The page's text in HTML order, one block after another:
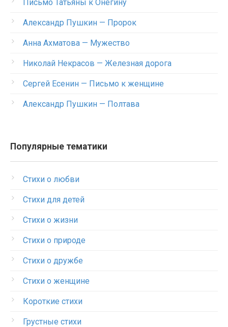
Письмо Татьяны к Онегину
Александр Пушкин — Пророк
Анна Ахматова — Мужество
Николай Некрасов — Железная дорога
Сергей Есенин — Письмо к женщине
Александр Пушкин — Полтава
Популярные тематики
Стихи о любви
Стихи для детей
Стихи о жизни
Стихи о природе
Стихи о дружбе
Стихи о женщине
Короткие стихи
Грустные стихи